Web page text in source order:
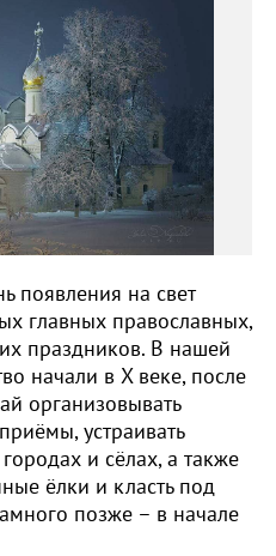
появления на свет
главных православных,
праздников. В нашей
начали в X веке, после
организовывать
устраивать
и сёлах, а также
ёлки и класть под
позже – в начале